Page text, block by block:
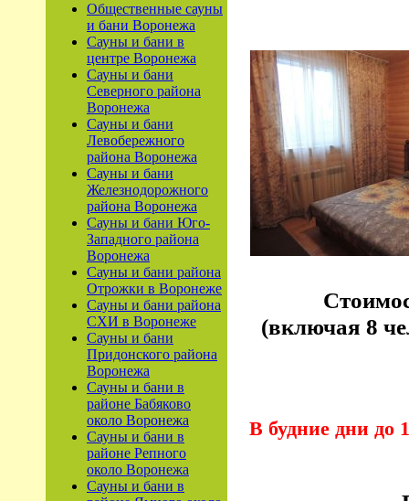
Общественные сауны
и бани Воронежа
Сауны и бани в
центре Воронежа
Сауны и бани
Северного района
Воронежа
Сауны и бани
Левобережного
района Воронежа
Сауны и бани
Железнодорожного
района Воронежа
Сауны и бани Юго-
Западного района
Воронежа
Сауны и бани района
Отрожки в Воронеже
Сауны и бани района
СХИ в Воронеже
Сауны и бани
Придонского района
Воронежа
Сауны и бани в
районе Бабяково
около Воронежа
Сауны и бани в
районе Репного
около Воронежа
Сауны и бани в
(включая 8
В будние дни до